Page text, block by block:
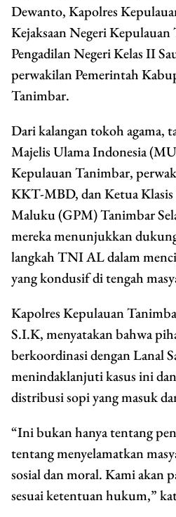
Dewanto, Kapolres
Kejaksaan Negeri
Pengadilan Negeri Kelas II
perwakilan Pemerintah
Tanimbar.
Dari kalangan tokoh agama,
Majelis Ulama Indonesia
Kepulauan Tanimbar,
KKT-MBD, dan Ketua Klasis
Maluku (GPM) Tanimbar
mereka menunjukkan
langkah TNI AL dalam
yang kondusif di tengah
Kapolres Kepulauan
S.I.K, menyatakan bahwa
berkoordinasi dengan Lanal
menindaklanjuti kasus ini
distribusi sopi yang masuk
“Ini bukan hanya tentang
tentang menyelamatkan
sosial dan moral. Kami akan
sesuai ketentuan hukum,”